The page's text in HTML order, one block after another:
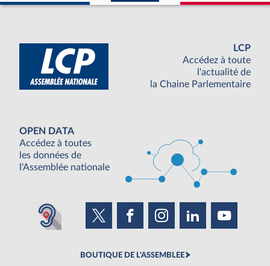
LCP
Accédez à toute
l'actualité de
la Chaine Parlementaire
OPEN DATA
Accédez à toutes
les données de
l'Assemblée nationale
BOUTIQUE DE L'ASSEMBLEE